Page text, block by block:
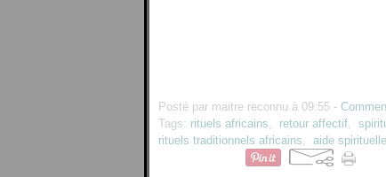
Posté par maitre reconnu à 09:55 -
Tags: rituels africains, retour affectif,
rituels traditionnels africains, aide